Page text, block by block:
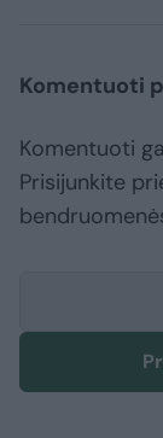
Komentuoti
Komentuoti
Prisijunkite